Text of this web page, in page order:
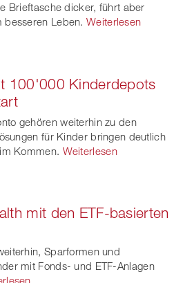
Brieftasche dicker, führt aber
besseren Leben. Weiterlesen
100'000 Kinderdepots
gehören weiterhin zu den
für Kinder bringen deutlich
Kommen. Weiterlesen
mit den ETF-basierten
Sparformen und
mit Fonds- und ETF-Anlagen